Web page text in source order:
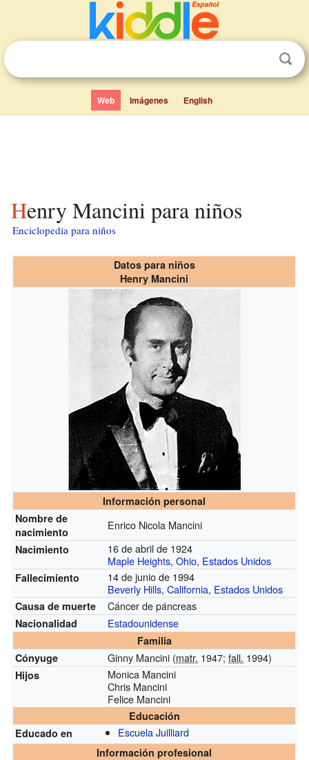
Web Imágenes English
Henry Mancini para niños
Enciclopedia para niños
Datos para niños
Henry Mancini
Información personal
Nombre de
nacimiento
Enrico Nicola Mancini
Nacimiento
16 de abril de 1924
Maple Heights,Ohio, Estados Unidos
Fallecimiento
14 de junio de 1994
Beverly Hills,California, Estados Unidos
Causa de muerte Cáncer de páncreas
Nacionalidad Estadounidense
Familia
Cónyuge
Ginny Mancini (matr. 1947;fall. 1994)
Hijos
Monica Mancini
Chris Mancini
Felice Mancini
Educación
Educado en
Escuela Juilliard
Información profesional